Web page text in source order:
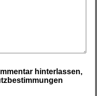
hinterlassen,